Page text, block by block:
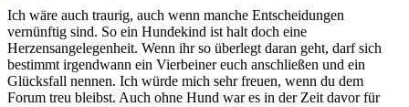
Ich wäre auch traurig, auch wenn manche Entscheidungen
vernünftig sind. So ein Hundekind ist halt doch eine
Herzensangelegenheit. Wenn ihr so überlegt daran geht, darf sich
bestimmt irgendwann ein Vierbeiner euch anschließen und ein
Glücksfall nennen. Ich würde mich sehr freuen, wenn du dem
Forum treu bleibst. Auch ohne Hund war es in der Zeit davor für